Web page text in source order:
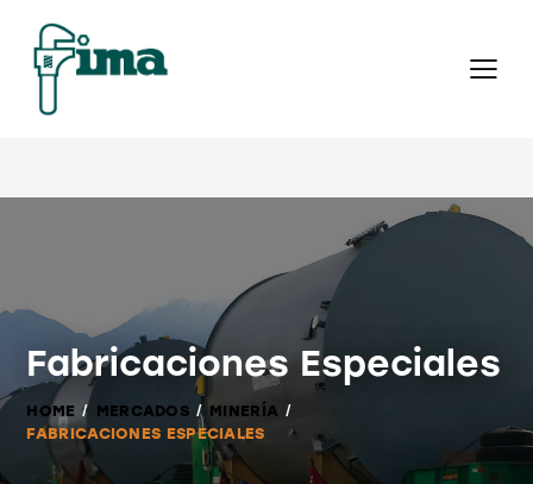
Fabricaciones Especiales
HOME MERCADOS
MINERÍA
FABRICACIONES ESPECIALES